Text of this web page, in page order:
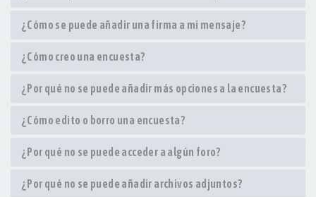
¿Cómo se puede añadir una firma a mi mensaje?
¿Cómo creo una encuesta?
¿Por qué no se puede añadir más opciones a la encuesta?
¿Cómo edito o borro una encuesta?
¿Por qué no se puede acceder a algún foro?
¿Por qué no se puede añadir archivos adjuntos?